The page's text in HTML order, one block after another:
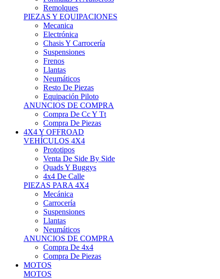
PIEZAS Y EQUIPACIONES
Mecanica
Electrónica
Chasis Y Carrocería
Suspensiones
Frenos
Llantas
Neumáticos
Resto De Piezas
Equipación Piloto
ANUNCIOS DE COMPRA
Compra De Cc Y Tt
Compra De Piezas
4X4 Y OFFROAD
VEHÍCULOS 4X4
Prototipos
Venta De Side By Side
Quads Y Buggys
4x4 De Calle
PIEZAS PARA 4X4
Mecánica
Carrocería
Suspensiones
Llantas
Neumáticos
ANUNCIOS DE COMPRA
Compra De 4x4
Compra De Piezas
MOTOS
MOTOS
Motos De Circuito